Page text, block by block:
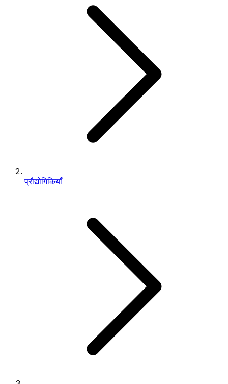
प्रौद्योगिकियाँ